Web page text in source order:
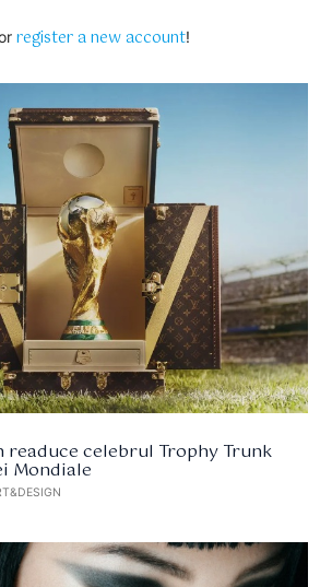
register a new account!
readuce celebrul Trophy Trunk
Mondiale